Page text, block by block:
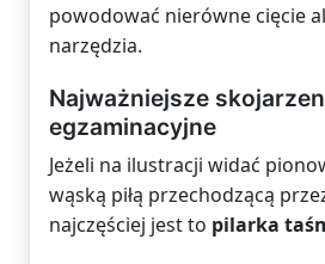
powodować nierówne cięcie
narzędzia.
Najważniejsze
egzaminacyjne
Jeżeli na ilustracji widać
wąską piłą przechodzącą
najczęściej jest to pilarka